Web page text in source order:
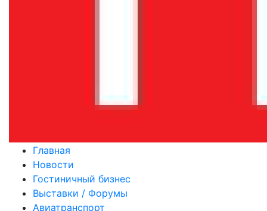
Главная
Новости
Гостиничный бизнес
Выставки / Форумы
Авиатранспорт